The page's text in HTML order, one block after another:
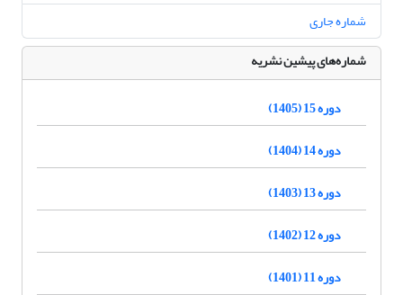
شماره جاری
شماره‌های پیشین نشریه
دوره 15 (1405)
دوره 14 (1404)
دوره 13 (1403)
دوره 12 (1402)
دوره 11 (1401)